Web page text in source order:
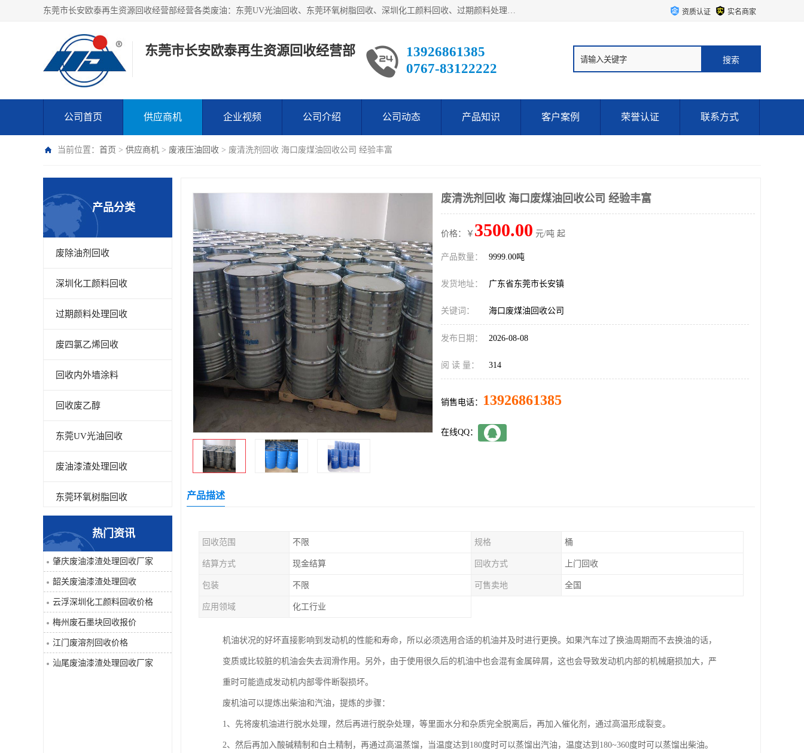
东莞市长安欧泰再生资源回收经营部经营各类废油：东莞UV光油回收、东莞环氧树脂回收、深圳化工颜料回收、过期颜料处理回收、废油漆渣处理回收、深圳废金属漆回收等。是经工商局注册的环保公司。公司主要供应：低价销售：翻蒸*等化工厡料等等。本公司为广东地区一家专业从事危险废物处理、化工危险品处理，化工废料回收，再生，生产与销售为一体的综合性企业， 资质认证 实名商家
东莞市长安欧泰再生资源回收经营部
13926861385
0767-83122222
公司首页 供应商机 企业视频 公司介绍 公司动态 产品知识 客户案例 荣誉认证 联系方式
当前位置： 首页 > 供应商机 > 废液压油回收 > 废清洗剂回收 海口废煤油回收公司 经验丰富
产品分类
废除油剂回收
深圳化工颜料回收
过期颜料处理回收
废四氯乙烯回收
回收内外墙涂料
回收废乙醇
东莞UV光油回收
废油漆渣处理回收
东莞环氧树脂回收
回收废清洗剂
废液压油回收
回收工程内外墙油漆
废油漆渣处理回收
废溶剂回收
热门资讯
肇庆废油漆渣处理回收厂家
韶关废油漆渣处理回收
云浮深圳化工颜料回收价格
梅州废石墨块回收报价
江门废溶剂回收价格
汕尾废油漆渣处理回收厂家
废清洗剂回收 海口废煤油回收公司 经验丰富
价格：￥ 3500.00 元/吨 起
产品数量： 9999.00吨
发货地址： 广东省东莞市长安镇
关键词： 海口废煤油回收公司
发布日期： 2026-08-08
阅 读 量： 314
销售电话： 13926861385
在线QQ：
产品描述
回收范围 不限 规格 桶
结算方式 现金结算 回收方式 上门回收
包装 不限 可售卖地 全国
应用领域 化工行业
机油状况的好坏直接影响到发动机的性能和寿命，所以必须选用合适的机油并及时进行更换。如果汽车过了换油周期而不去换油的话，
变质或比较脏的机油会失去润滑作用。另外，由于使用很久后的机油中也会混有金属碎屑，这也会导致发动机内部的机械磨损加大，严
重时可能造成发动机内部零件断裂损坏。
废机油可以提炼出柴油和汽油，提炼的步骤：
1、先将废机油进行脱水处理，然后再进行脱杂处理，等里面水分和杂质完全脱离后，再加入催化剂，通过高温形成裂变。
2、然后再加入酸碱精制和白土精制，再通过高温蒸馏，当温度达到180度时可以蒸馏出汽油，温度达到180~360度时可以蒸馏出柴油。